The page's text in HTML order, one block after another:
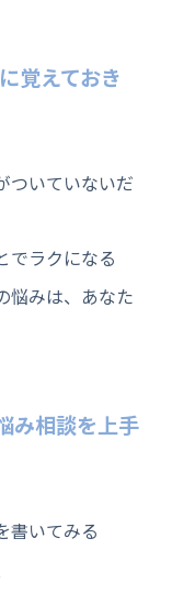
覚えておき
ついていないだ
でラクになる
悩みは、あなた
み相談を上手
書いてみる